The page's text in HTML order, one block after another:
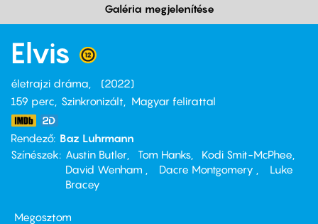
Galéria megjelenítése
Elvis
életrajzi dráma
2022
159 perc,
Szinkronizált Magyar felirattal
Rendező Baz Luhrmann
Színészek
Austin Butler Tom Hanks
Kodi Smit-McPhee
David Wenham
Dacre Montgomery
Luke
Bracey
Megosztom